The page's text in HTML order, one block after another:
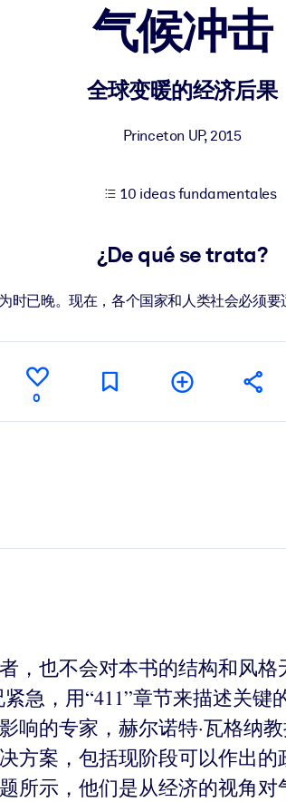
confiables y listos para usar.
para mejorar los resultados.
气候冲击
全球变暖的经济后果
Princeton UP,2015
10 ideas fundamentales
¿De qué se trata?
时已晚。现在，各个国家和人类社会必须要
0
，也不会对本书的结构和风
急，用“411”章节来描述关
的专家，赫尔诺特·瓦格纳
方案，包括现阶段可以作出
示，他们是从经济的视角对